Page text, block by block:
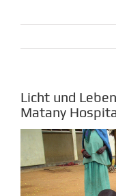
Licht und
Matany
Zeige
grösseres
Bild